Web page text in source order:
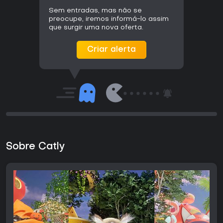
Sem entradas, mas não se
preocupe, iremos informá-lo assim
que surgir uma nova oferta.
Criar alerta
Sobre Catly